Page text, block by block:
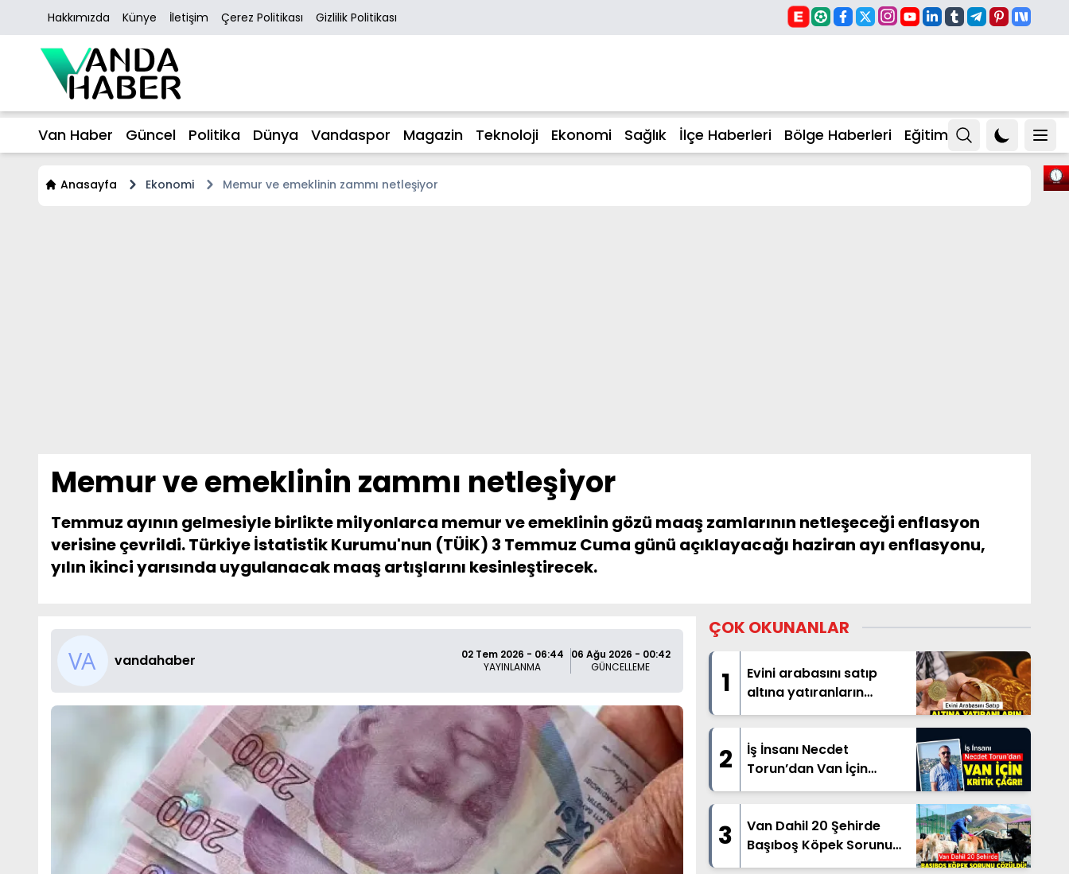
Hakkımızda Künye İletişim Çerez Politikası Gizlilik Politikası
Van Haber Güncel Politika Dünya Vandaspor Magazin Teknoloji Ekonomi Sağlık İlçe Haberleri Bölge Haberleri Eğitim
Anasayfa Ekonomi Memur ve emeklinin zammı netleşiyor
Memur ve emeklinin zammı netleşiyor
Temmuz ayının gelmesiyle birlikte milyonlarca memur ve emeklinin gözü maaş zamlarının netleşeceği enflasyon
verisine çevrildi. Türkiye İstatistik Kurumu'nun (TÜİK) 3 Temmuz Cuma günü açıklayacağı haziran ayı enflasyonu,
yılın ikinci yarısında uygulanacak maaş artışlarını kesinleştirecek.
vandahaber
02 Tem 2026 - 06:44
YAYINLANMA
06 Ağu 2026 - 00:42
GÜNCELLEME
ÇOK OKUNANLAR
1
Evini arabasını satıp
altına yatıranların
beklediği haber geldi
2
İş İnsanı Necdet
Torun’dan Van İçin
Çağrı!
3
Van Dahil 20 Şehirde
Başıboş Köpek Sorunu
Çözüldü!